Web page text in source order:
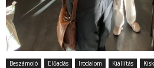
Beszámoló Előadás Irodalom Kiállítás